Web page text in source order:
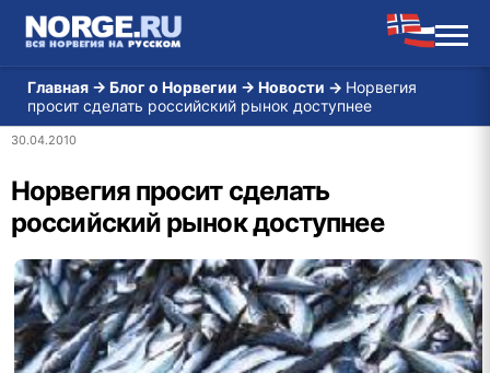
Главная → Блог о Норвегии → Новости → Норвегия
просит сделать российский рынок доступнее
30.04.2010
Норвегия просит сделать
российский рынок доступнее